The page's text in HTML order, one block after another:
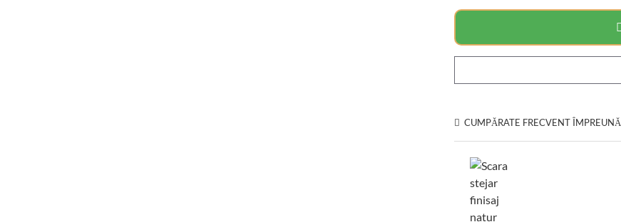
CUMPĂRATE FRECVENT ÎMPREUNĂ